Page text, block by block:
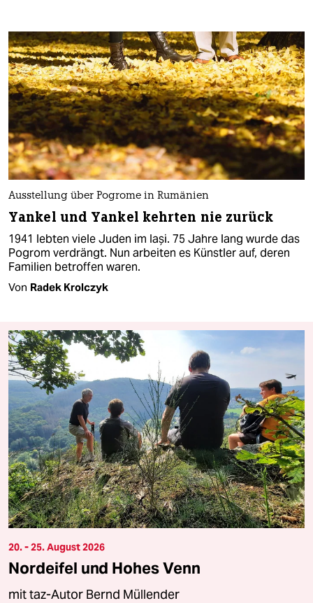
Ausstellung über Pogrome in Rumänien
Yankel und Yankel kehrten nie zurück
1941 lebten viele Juden im Iași. 75 Jahre lang wurde das
Pogrom verdrängt. Nun arbeiten es Künstler auf, deren
Familien betroffen waren.
Von Radek Krolczyk
20. - 25. August 2026
Nordeifel und Hohes Venn
mit taz-Autor Bernd Müllender